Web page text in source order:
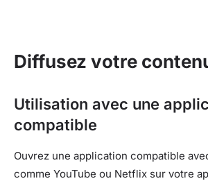
Diffusez votre
Utilisation avec une
compatible
Ouvrez une application compatible
comme YouTube ou Netflix sur votre